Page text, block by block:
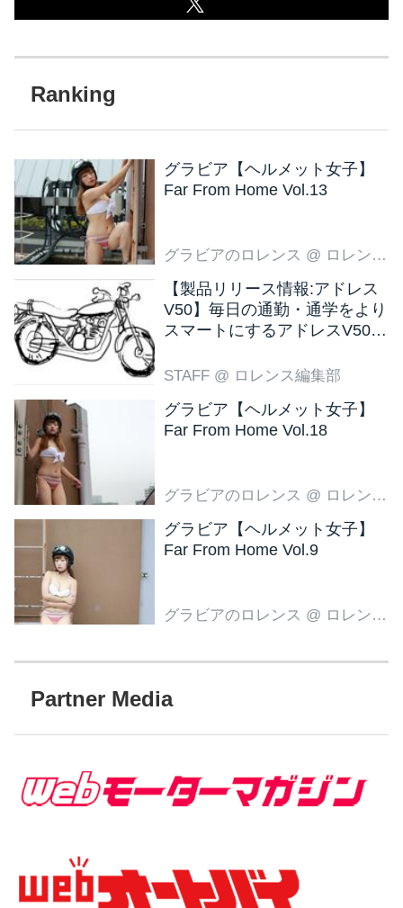
グラビア【ヘルメット女子】
Far From Home Vol.13
グラビアのロレンス @ ロレンス編集部
【製品リリース情報:アドレス
V50】毎日の通勤・通学をより
スマートにするアドレスV50
STAFF @ ロレンス編集部
グラビア【ヘルメット女子】
Far From Home Vol.18
グラビアのロレンス @ ロレンス編集部
グラビア【ヘルメット女子】
Far From Home Vol.9
グラビアのロレンス @ ロレンス編集部
Partner Media